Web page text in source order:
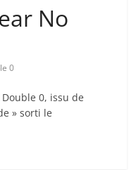
No
0
0, issu de
» sorti le